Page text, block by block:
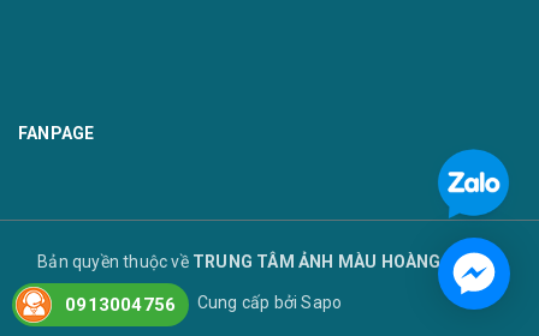
FANPAGE
Bản quyền thuộc về TRUNG TÂM ẢNH MÀU HOÀNG TUYẾT
Cung cấp bởiSapo
0913004756